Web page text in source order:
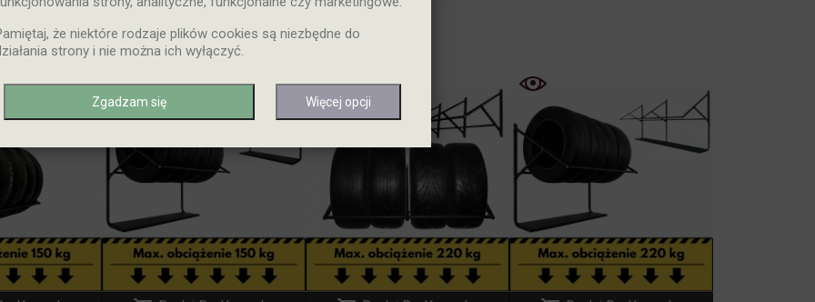
że niektóre rodzaje plików cookies są niezbędne do
strony i nie można ich wyłączyć.
Zgadzam się Więcej opcji